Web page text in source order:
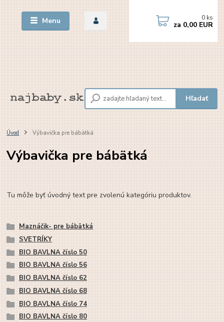
Menu
Hľadať
0 ks
za 0,00 EUR
Úvod Výbavička pre bábätká
Výbavička pre bábätká
Tu môže byť úvodný text pre zvolenú kategóriu produktov.
Maznáčik- pre bábätká
SVETRÍKY
BIO BAVLNA číslo 50
BIO BAVLNA číslo 56
BIO BAVLNA číslo 62
BIO BAVLNA číslo 68
BIO BAVLNA číslo 74
BIO BAVLNA číslo 80